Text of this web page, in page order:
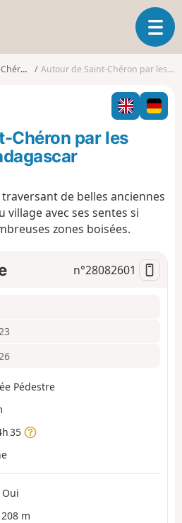
s
o
o
O
u
v
i
r
l
i
i
(Essonne) Autour de Saint-Chéron par les carrières de Madagascar
Chéron par les
de belles anciennes
avec ses sentes si
zones boisées.
n°28082601
Pédestre
35
Oui
208 m